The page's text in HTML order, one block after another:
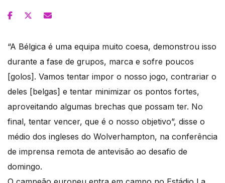
“A Bélgica é uma equipa muito coesa, demonstrou isso
durante a fase de grupos, marca e sofre poucos
[golos]. Vamos tentar impor o nosso jogo, contrariar o
deles [belgas] e tentar minimizar os pontos fortes,
aproveitando algumas brechas que possam ter. No
final, tentar vencer, que é o nosso objetivo”, disse o
médio dos ingleses do Wolverhampton, na conferência
de imprensa remota de antevisão ao desafio de
domingo.